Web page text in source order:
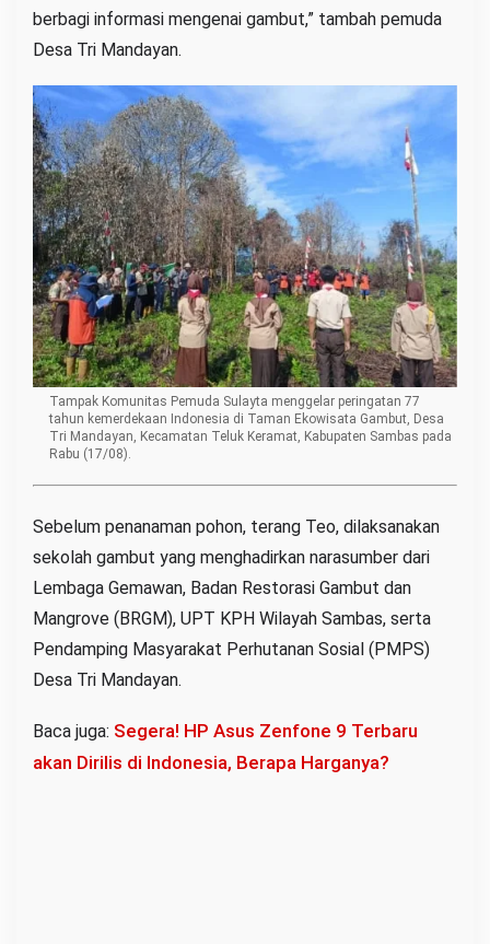
berbagi informasi mengenai gambut,” tambah pemuda
Desa Tri Mandayan.
Tampak Komunitas Pemuda Sulayta menggelar peringatan 77
tahun kemerdekaan Indonesia di Taman Ekowisata Gambut, Desa
Tri Mandayan, Kecamatan Teluk Keramat, Kabupaten Sambas pada
Rabu (17/08).
Sebelum penanaman pohon, terang Teo, dilaksanakan
sekolah gambut yang menghadirkan narasumber dari
Lembaga Gemawan, Badan Restorasi Gambut dan
Mangrove (BRGM), UPT KPH Wilayah Sambas, serta
Pendamping Masyarakat Perhutanan Sosial (PMPS)
Desa Tri Mandayan.
Baca juga: Segera! HP Asus Zenfone 9 Terbaru
akan Dirilis di Indonesia, Berapa Harganya?